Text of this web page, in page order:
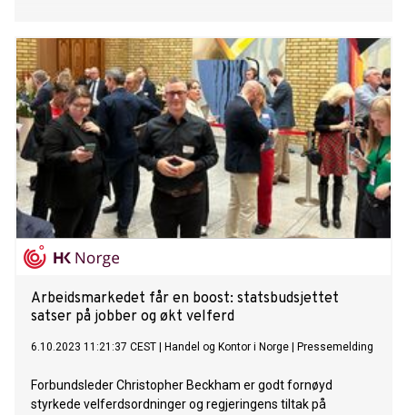
Arbeidsmarkedet får en boost: statsbudsjettet
satser på jobber og økt velferd
6.10.2023 11:21:37 CEST Handel og Kontor i Norge Pressemelding
Forbundsleder Christopher Beckham er godt fornøyd
styrkede velferdsordninger og regjeringens tiltak på